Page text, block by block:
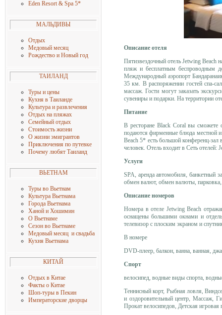
Eden Resort & Spa 5*
МАЛЬДИВЫ
Отдых
Медовый месяц
Рождество и Новый год
ТАИЛАНД
Туры и цены
Кухня в Таиланде
Культура и развлечения
Отдых на пляжах
Семейный отдых
Стоимость жизни
О жизни эмигрантов
Приключения по путевке
Почему любят Таиланд
ВЬЕТНАМ
Туры во Вьетнам
Культура Вьетнама
Города Вьетнама
Ханой и Хошимин
О Вьетнаме
Сезон во Вьетнаме
Медовый месяц и свадьба
Кухня Вьетнама
КИТАЙ
Отдых в Китае
Факты о Китае
Шоп-туры в Пекин
Императорские дворцы
Описание отеля
Пятизвездочный отель Jetwing Beach
пляж и бесплатным беспроводным
Международный аэропорт
35 км. В распоряжении гостей спа-
массаж. Гости могут заказать
сувениры и подарки. На территории
Питание
В ресторане Black Coral вы сможете
подаются фирменные блюда местной и
Beach 5* есть большой конференц-зал
человек. Отель входит в Сеть отелей:
Услуги
SPA, аренда автомобиля, банкетный
обмен валют, обмен валюты, парковка,
Описание номеров
Номера в отеле Jetwing Beach
оснащены большими окнами и
телевизор с плоским экраном и
В номере
DVD-плеер, балкон, ванна, ванная,
Спорт
велосипед, водные виды спорта,
Теннисный корт, Рыбная ловля,
и оздоровительный центр, Массаж,
Прокат велосипедов, Детская игровая